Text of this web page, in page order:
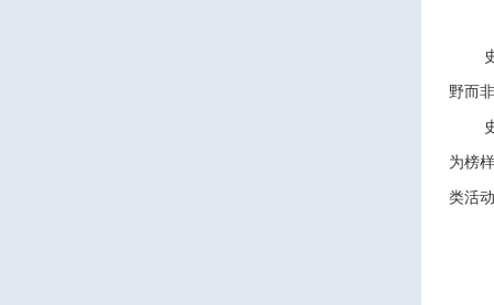
野而
为榜
类活